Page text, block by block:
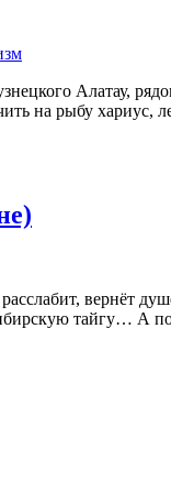
Алатау,
на рыбу хариус,
вернёт
тайгу…